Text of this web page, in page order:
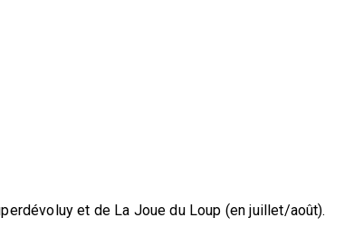
et de La Joue du Loup (en juillet/août).